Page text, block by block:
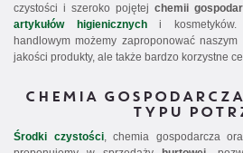
czystości i szeroko pojętej chemii
artykułów higienicznychi kosmetyków.
handlowym możemy zaproponować
jakości produkty, ale także bardzo korzystne
CHEMIA
TYPU
Środki czystości,chemia gospodarcza